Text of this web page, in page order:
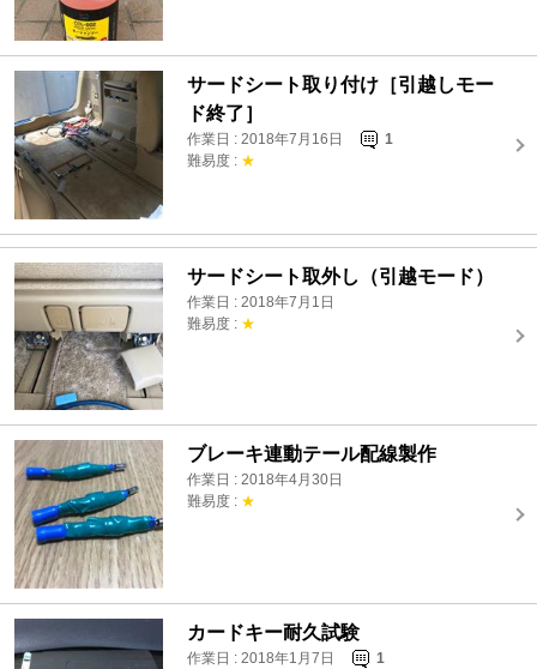
サードシート取り付け［引越しモー
ド終了］
作業日 : 2018年7月16日
1
難易度 : ★
サードシート取外し（引越モード）
作業日 : 2018年7月1日
難易度 : ★
ブレーキ連動テール配線製作
作業日 : 2018年4月30日
難易度 : ★
カードキー耐久試験
作業日 : 2018年1月7日
1